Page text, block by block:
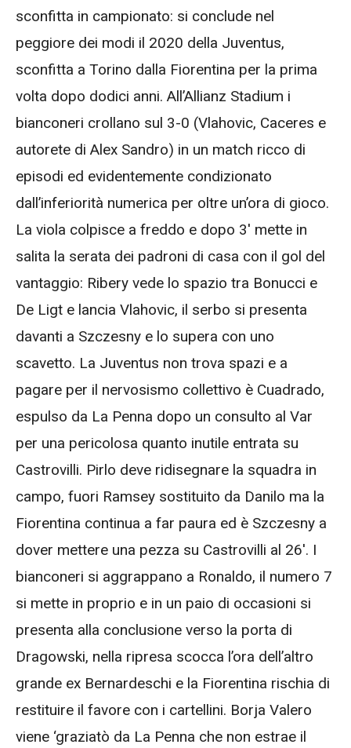
sconfitta in campionato: si conclude nel
peggiore dei modi il 2020 della Juventus,
sconfitta a Torino dalla Fiorentina per la prima
volta dopo dodici anni. All’Allianz Stadium i
bianconeri crollano sul 3-0 (Vlahovic, Caceres e
autorete di Alex Sandro) in un match ricco di
episodi ed evidentemente condizionato
dall’inferiorità numerica per oltre un’ora di gioco.
La viola colpisce a freddo e dopo 3′ mette in
salita la serata dei padroni di casa con il gol del
vantaggio: Ribery vede lo spazio tra Bonucci e
De Ligt e lancia Vlahovic, il serbo si presenta
davanti a Szczesny e lo supera con uno
scavetto. La Juventus non trova spazi e a
pagare per il nervosismo collettivo è Cuadrado,
espulso da La Penna dopo un consulto al Var
per una pericolosa quanto inutile entrata su
Castrovilli. Pirlo deve ridisegnare la squadra in
campo, fuori Ramsey sostituito da Danilo ma la
Fiorentina continua a far paura ed è Szczesny a
dover mettere una pezza su Castrovilli al 26′. I
bianconeri si aggrappano a Ronaldo, il numero 7
si mette in proprio e in un paio di occasioni si
presenta alla conclusione verso la porta di
Dragowski, nella ripresa scocca l’ora dell’altro
grande ex Bernardeschi e la Fiorentina rischia di
restituire il favore con i cartellini. Borja Valero
viene ‘graziatò da La Penna che non estrae il